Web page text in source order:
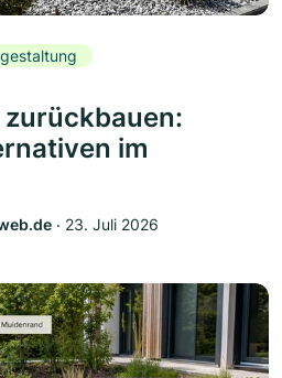
im
‧ 23. Juli 2026